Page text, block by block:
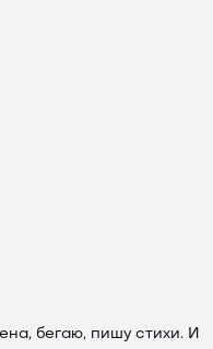
бегаю, пишу стихи. И